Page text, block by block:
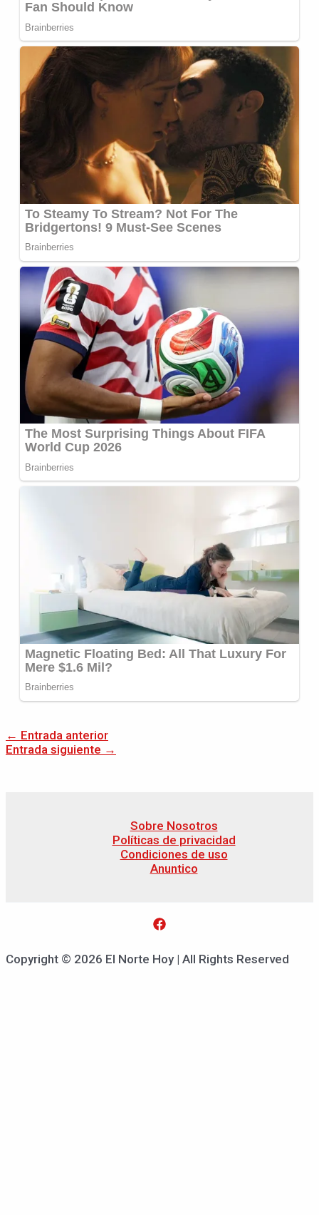
← Entrada anterior
Entrada siguiente →
Sobre Nosotros
Políticas de privacidad
Condiciones de uso
Anuntico
Copyright © 2026 El Norte Hoy | All Rights Reserved